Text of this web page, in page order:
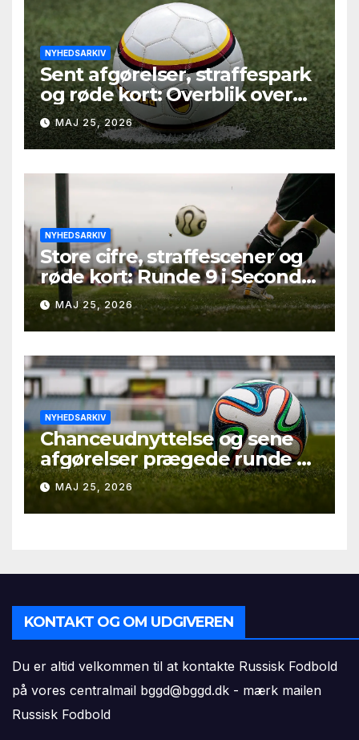
NYHEDSARKIV
Sent afgørelser, straffespark
og røde kort: Overblik over
Second League – Group 2,
runde 9
MAJ 25, 2026
NYHEDSARKIV
Store cifre, straffescener og
røde kort: Runde 9 i Second
League – Group 1
MAJ 25, 2026
NYHEDSARKIV
Chanceudnyttelse og sene
afgørelser prægede runde 9 i
Second League – Group 3
MAJ 25, 2026
KONTAKT OG OM UDGIVEREN
Du er altid velkommen til at kontakte Russisk Fodbold
på vores centralmail bggd@bggd.dk - mærk mailen
Russisk Fodbold